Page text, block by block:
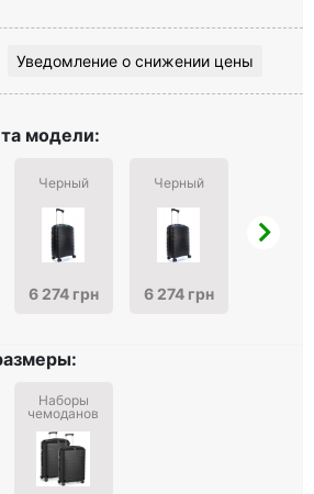
Уведомление о снижении цены
модели:
Черный
6 274 грн
Черный
6 274 грн
Наборы
чемоданов